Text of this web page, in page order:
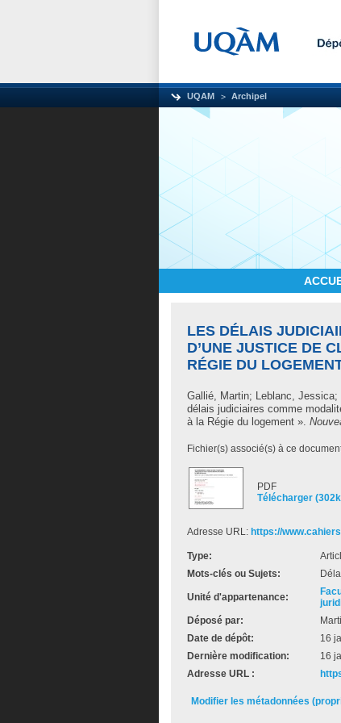
UQAM Archipel
LES DÉLAIS
D’UNE JUSTICE DE
RÉGIE DU
Gallié, Martin; Leblanc, Jessica;
délais judiciaires comme
à la Régie du logement ».
Fichier(s) associé(s) à ce
PDF
Télécharger
Adresse URL: https://
Type:
Mots-clés ou Sujets:
Unité d'appartenance:
Déposé par:
Date de dépôt:
16
Dernière modification:
16
Adresse URL :
Modifier les métadonnées